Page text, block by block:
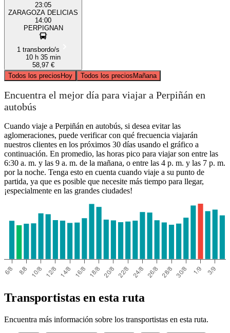
23:05
ZARAGOZA DELICIAS
14:00
PERPIGNAN
1 transbordo/s
10 h 35 min
58,97 €
Todos los preciosHoy Todos los preciosMañana
Encuentra el mejor día para viajar a Perpiñán en
autobús
Cuando viaje a Perpiñán en autobús, si desea evitar las
aglomeraciones, puede verificar con qué frecuencia viajarán
nuestros clientes en los próximos 30 días usando el gráfico a
continuación. En promedio, las horas pico para viajar son entre las
6:30 a. m. y las 9 a. m. de la mañana, o entre las 4 p. m. y las 7 p. m.
por la noche. Tenga esto en cuenta cuando viaje a su punto de
partida, ya que es posible que necesite más tiempo para llegar,
¡especialmente en las grandes ciudades!
Transportistas en esta ruta
Encuentra más información sobre los transportistas en esta ruta.